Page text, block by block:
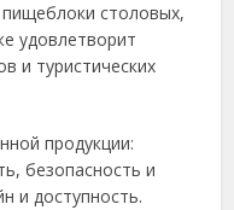
столовых,
удовлетворит
и туристических
продукции:
безопасность и
и доступность.